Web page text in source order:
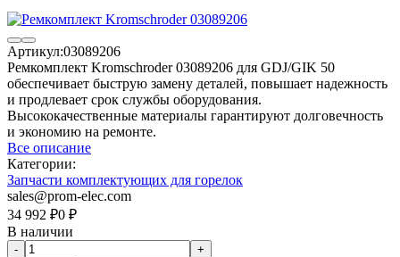
Артикул:03089206
Ремкомплект Kromschroder 03089206 для GDJ/GIK 50
обеспечивает быструю замену деталей, повышает надежность
и продлевает срок службы оборудования.
Высококачественные материалы гарантируют долговечность
и экономию на ремонте.
Все описание
Категории:
Запчасти комплектующих для горелок
sales@prom-elec.com
34 992 ₽0 ₽
В наличии
-
+